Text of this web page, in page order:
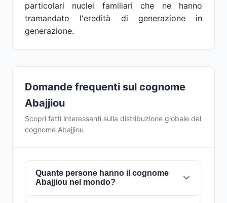
particolari nuclei familiari che ne hanno
tramandato l'eredità di generazione in
generazione.
Domande frequenti sul cognome
Abajjiou
Scopri fatti interessanti sulla distribuzione globale del
cognome Abajjiou
Quante persone hanno il cognome
Abajjiou nel mondo?